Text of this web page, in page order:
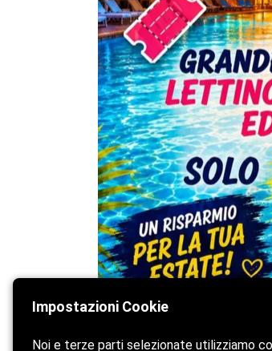
Impostazioni Cookie
Noi e terze parti selezionate utilizziamo